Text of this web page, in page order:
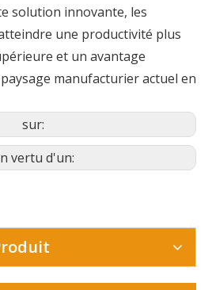
solution innovante, les
une productivité plus
et un avantage
manufacturier actuel en
sur:
vertu d'un: